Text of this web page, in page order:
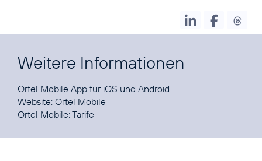
Weitere Informationen
Ortel Mobile App für iOS und Android
Website: Ortel Mobile
Ortel Mobile:Tarife